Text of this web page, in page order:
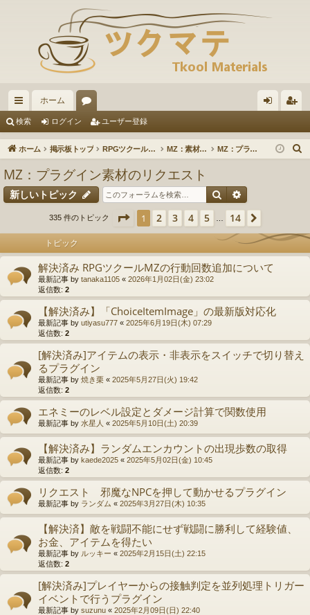
イ
ッ
ン
ホーム
ー
ム
イ ザ
検索 ログイン ユーザー登録
ホーム 掲示板トップ RPGツクールMZ MZ：素材のリクエスト MZ：プラグイン素材のリクエスト
MZ：プラグイン素材のリクエスト
新しいトピック 検索
335 件のトピック ページ ／ 14
1 2 3 4 5 14
トピック
解決済み RPGツクールMZの行動回数追加について
最新記事 by tanaka1105 « 2026年1月02日(金) 23:02
返信数: 2
【解決済み】「ChoiceItemImage」の最新版対応化
最新記事 by utiyasu777 « 2025年6月19日(木) 07:29
返信数: 2
[解決済み]アイテムの表示・非表示をスイッチで切り替え
るプラグイン
最新記事 by 焼き栗 « 2025年5月27日(火) 19:42
返信数: 2
エネミーのレベル設定とダメージ計算で関数使用
最新記事 by 水星人 « 2025年5月10日(土) 20:39
【解決済み】ランダムエンカウントの出現歩数の取得
最新記事 by kaede2025 « 2025年5月02日(金) 10:45
返信数: 2
リクエスト 邪魔なNPCを押して動かせるプラグイン
最新記事 by ランダム « 2025年3月27日(木) 10:35
【解決済】敵を戦闘不能にせず戦闘に勝利して経験値、
お金、アイテムを得たい
最新記事 by ルッキー « 2025年2月15日(土) 22:15
返信数: 2
[解決済み]プレイヤーからの接触判定を並列処理トリガー
イベントで行うプラグイン
最新記事 by suzunu « 2025年2月09日(日) 22:40